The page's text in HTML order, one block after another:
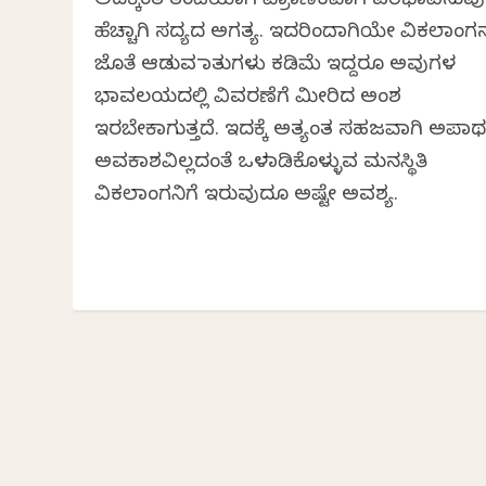
ಹೆಚ್ಚಾಗಿ ಸದ್ಯದ ಅಗತ್ಯ. ಇದರಿಂದಾಗಿಯೇ
ಜೊತೆ ಆಡುವ ಮಾತುಗಳು ಕಡಿಮೆ ಇದ್ದರೂ ಅವುಗಳ
ಭಾವಲಯದಲ್ಲಿ ವಿವರಣೆಗೆ ಮೀರಿದ ಅಂಶ
ಇರಬೇಕಾಗುತ್ತದೆ. ಇದಕ್ಕೆ ಅತ್ಯಂತ ಸಹಜವಾಗಿ
ಅವಕಾಶವಿಲ್ಲದಂತೆ ಒಳಮಾಡಿಕೊಳ್ಳುವ ಮನಸ್ಥಿತಿ
ವಿಕಲಾಂಗನಿಗೆ ಇರುವುದೂ ಅಷ್ಟೇ ಅವಶ್ಯ.